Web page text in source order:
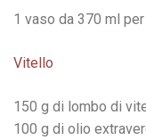
1 vaso da 370 ml
Vitello
150 g di lombo di
100 g di olio